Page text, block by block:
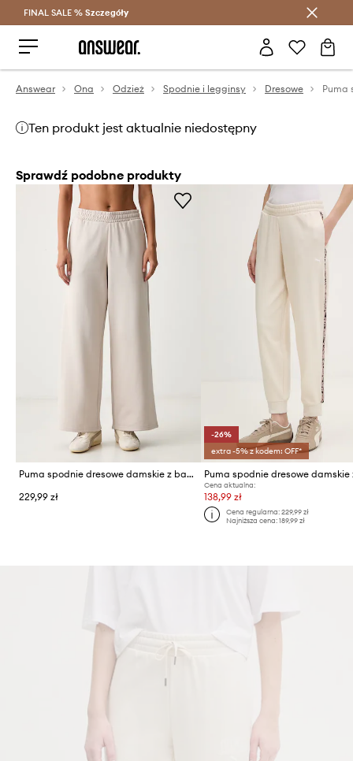
Oszczędzaj z Answear Club >
FINAL SALE % Szczegóły
Answear Ona Odzież Spodnie i legginsy Dresowe Puma
Ten produkt jest aktualnie niedostępny
Sprawdź podobne produkty
Puma spodnie dresowe damskie z bawełną Essentials
229,99 zł
-26%
extra -5% z kodem: OFF*
Cena aktualna:
138,99 zł
Cena regularna: 229,99 zł
Najniższa cena: 189,99 zł